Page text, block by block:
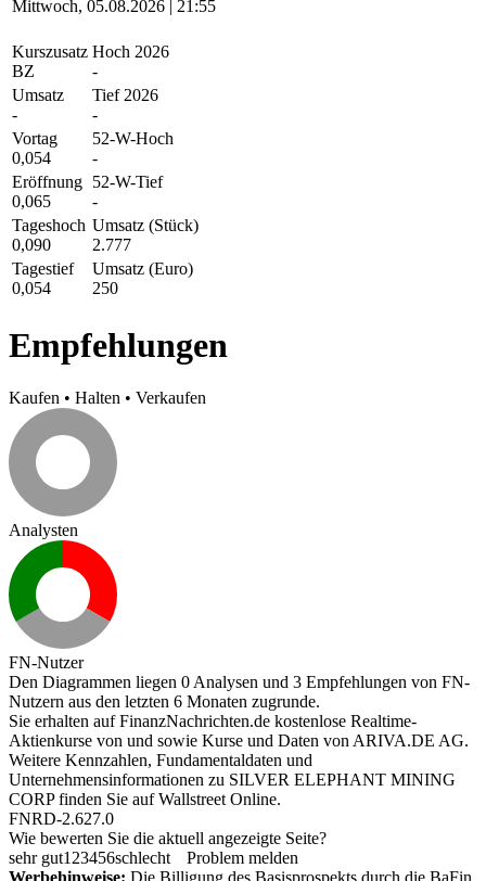
Mittwoch, 05.08.2026 | 21:55
Kurszusatz
BZ
Hoch 2026
-
Umsatz
-
Tief 2026
-
Vortag
0,054
52-W-Hoch
-
Eröffnung
0,065
52-W-Tief
-
Tageshoch
0,090
Umsatz (Stück)
2.777
Tagestief
0,054
Umsatz (Euro)
250
Empfehlungen
Kaufen • Halten • Verkaufen
Analysten
FN-Nutzer
Den Diagrammen liegen 0 Analysen und 3 Empfehlungen von FN-
Nutzern aus den letzten 6 Monaten zugrunde.
Sie erhalten auf FinanzNachrichten.de kostenlose Realtime-
Aktienkurse von und sowie Kurse und Daten von ARIVA.DE AG.
Weitere Kennzahlen, Fundamentaldaten und
Unternehmensinformationen zu SILVER ELEPHANT MINING
CORP finden Sie aufWallstreet Online.
FNRD-2.627.0
Wie bewerten Sie die aktuell angezeigte Seite?
sehr gut1 23456schlecht
Problem melden
Werbehinweise: Die Billigung des Basisprospekts durch die BaFin